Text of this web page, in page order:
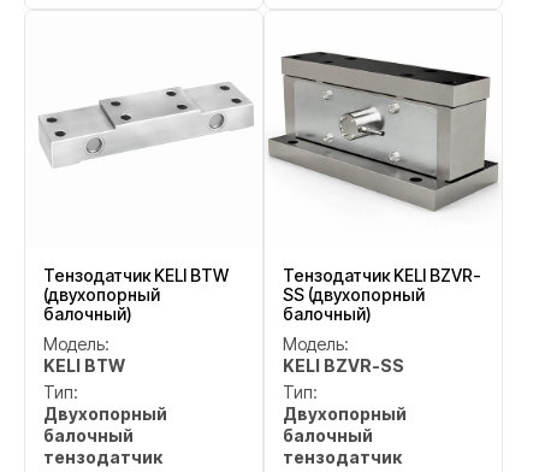
Тензодатчик KELI BTW
(двухопорный
балочный)
Модель:
KELI BTW
Тип:
Двухопорный
балочный
тензодатчик
Тензодатчик KELI BZVR-
SS (двухопорный
балочный)
Модель:
KELI BZVR-SS
Тип:
Двухопорный
балочный
тензодатчик